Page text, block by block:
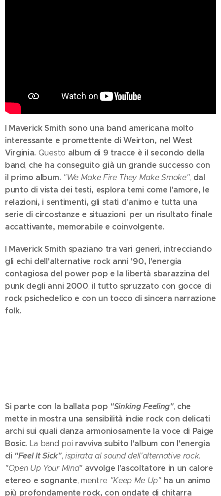
I Maverick Smith sono una band americana molto
interessante e promettente di Weirton, nel West
Virginia. Questo album di 9 tracce è il secondo della
band, che ha conseguito già un grande successo con
il primo album. "We Make Fire They Make Smoke", dal
punto di vista dei testi, esplora temi come l'amore, le
relazioni, i sentimenti, gli stati d'animo e tutta una
serie di circostanze e situazioni, per un risultato finale
accattivante, memorabile e coinvolgente.
I Maverick Smith spaziano tra vari generi, intrecciando
gli echi dell'alternative rock anni '90, l'energia
contagiosa del power pop e la libertà sbarazzina del
punk degli anni 2000, il tutto spruzzato con gocce di
rock psichedelico e con un tocco di sincera narrazione
folk.
Si parte con la ballata pop "Sinking Feeling", che
mette in mostra una sensibilità indie rock con delicati
archi sui quali danza armoniosamente la voce di Paige
Bosic. La band poi ravviva subito l'album con l'energia
di "Feel It Sick", ispirata al sound dell'alternative rock.
"Open Up Your Mind" avvolge l'ascoltatore in un calore
etereo e sognante, mentre "Keep Me Up" ha un animo
più profondamente rock, con ondate di chitarra